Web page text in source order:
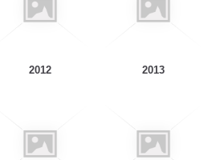
2012 2013